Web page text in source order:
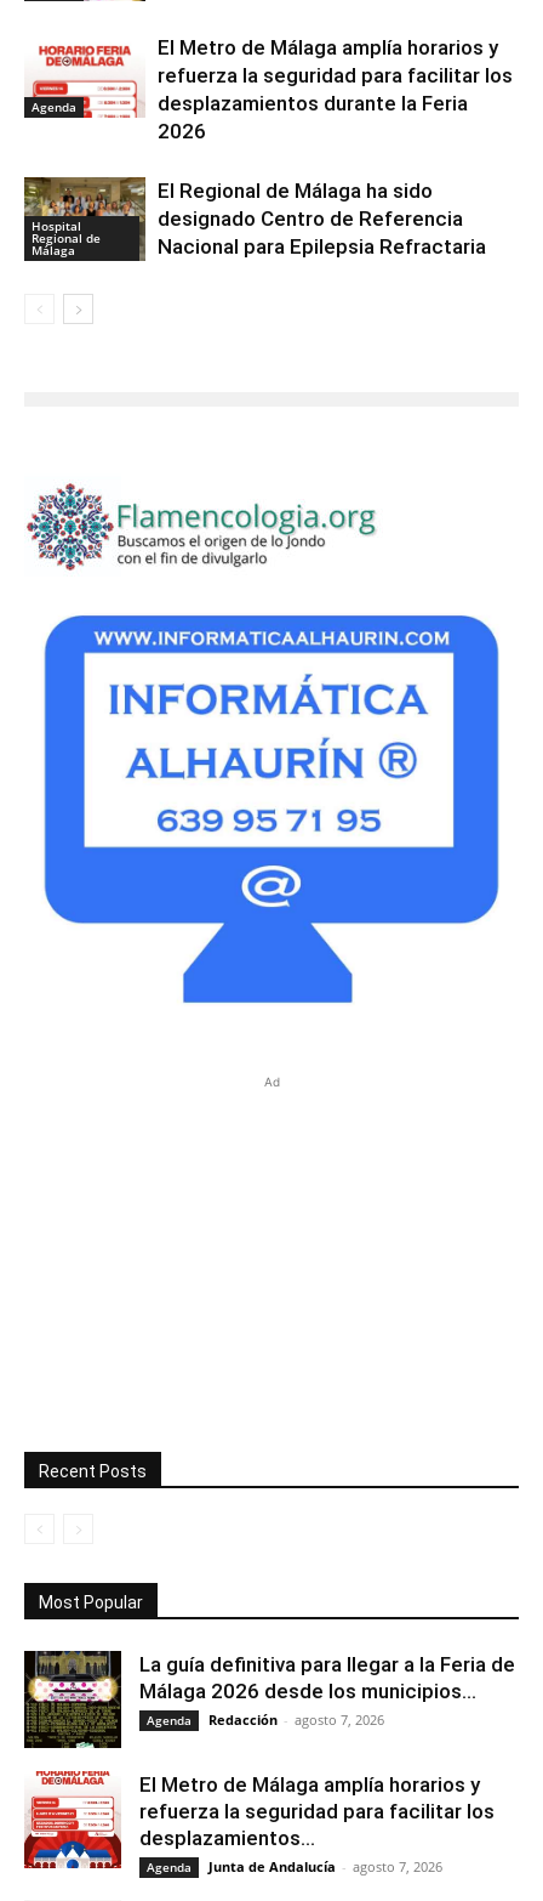
Agenda
El Metro de Málaga amplía horarios y
refuerza la seguridad para facilitar los
desplazamientos durante la Feria
2026
Hospital
Regional de
Málaga
El Regional de Málaga ha sido
designado Centro de Referencia
Nacional para Epilepsia Refractaria
Ad
Recent Posts
Most Popular
La guía definitiva para llegar a la Feria de
Málaga 2026 desde los municipios...
Agenda Redacción - agosto 7, 2026
El Metro de Málaga amplía horarios y
refuerza la seguridad para facilitar los
desplazamientos...
Agenda Junta de Andalucía - agosto 7, 2026